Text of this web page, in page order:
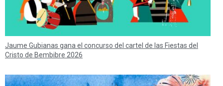
Jaume Gubianas gana el concurso del cartel de las Fiestas del
Cristo de Bembibre 2026